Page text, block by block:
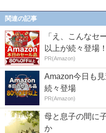
関連の記事
「え、こんなセ
以上が続々登場
PR(Amazon)
Amazon今日も
続々登場
PR(Amazon)
母と息子の間に
か